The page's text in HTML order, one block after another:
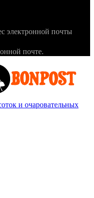
электронной почты
почте.
и очаровательных